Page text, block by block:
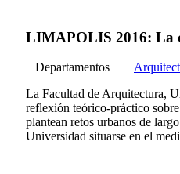
LIMAPOLIS 2016: La
Departamentos
La Facultad de Arquitectura,
reflexión teórico-práctico
plantean retos urbanos de
Universidad situarse en el